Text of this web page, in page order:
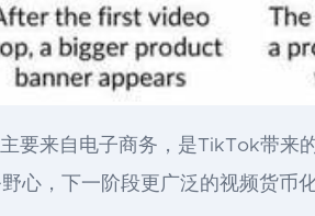
要来自电子商务，是TikTok带
心，下一阶段更广泛的视频货币